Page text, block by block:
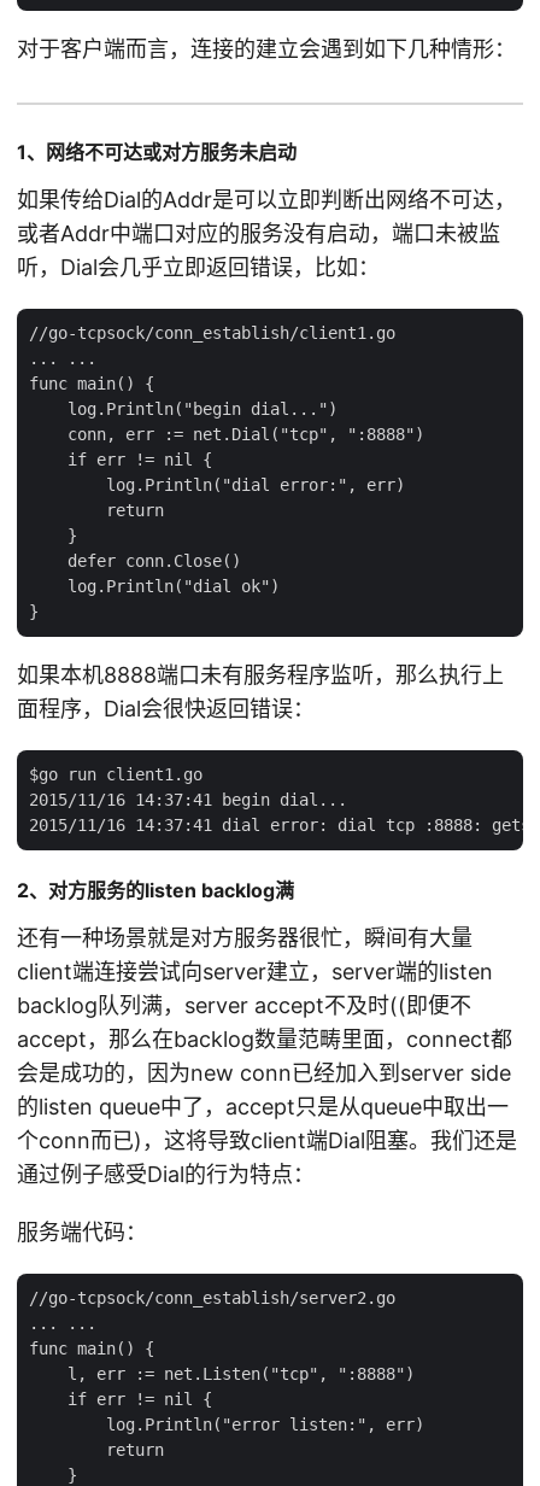
对于客户端而言，连接的建立会遇到如下几种情形：
1、网络不可达或对方服务未启动
如果传给Dial的Addr是可以立即判断出网络不可达，
或者Addr中端口对应的服务没有启动，端口未被监
听，Dial会几乎立即返回错误，比如：
//go-tcpsock/conn_establish/client1.go
... ...
func main() {
    log.Println("begin dial...")
    conn, err := net.Dial("tcp", ":8888")
    if err != nil {
        log.Println("dial error:", err)
        return
    }
    defer conn.Close()
    log.Println("dial ok")
如果本机8888端口未有服务程序监听，那么执行上
面程序，Dial会很快返回错误：
$go run client1.go
2015/11/16 14:37:41 begin dial...
2、对方服务的listen backlog满
还有一种场景就是对方服务器很忙，瞬间有大量
client端连接尝试向server建立，server端的listen
backlog队列满，server accept不及时((即便不
accept，那么在backlog数量范畴里面，connect都
会是成功的，因为new conn已经加入到server side
的listen queue中了，accept只是从queue中取出一
个conn而已)，这将导致client端Dial阻塞。我们还是
通过例子感受Dial的行为特点：
服务端代码：
//go-tcpsock/conn_establish/server2.go
... ...
func main() {
    l, err := net.Listen("tcp", ":8888")
    if err != nil {
        log.Println("error listen:", err)
        return
    }